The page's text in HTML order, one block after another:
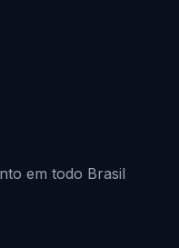
em todo Brasil